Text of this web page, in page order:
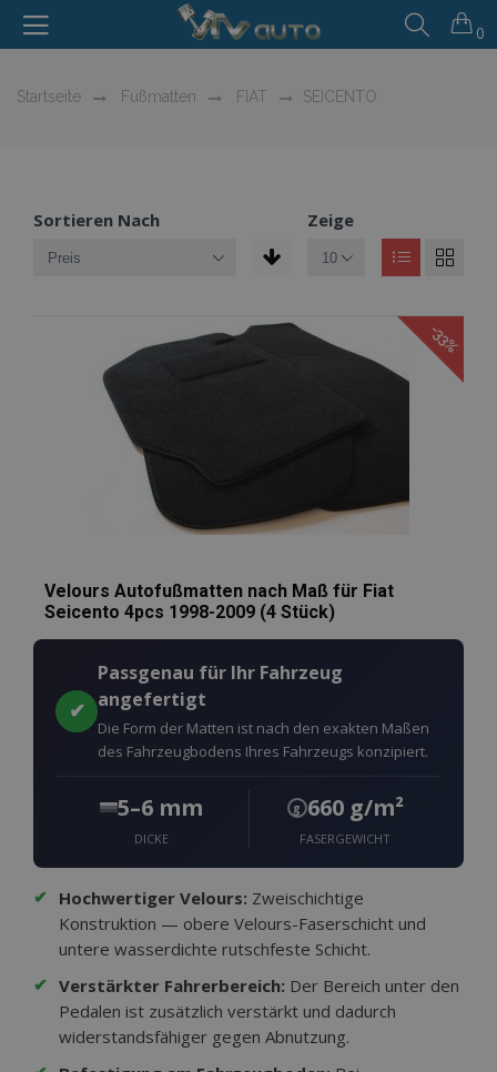
0
Startseite Fußmatten FIAT SEICENTO
Sortieren Nach Zeige
-33%
Velours Autofußmatten nach Maß für Fiat
Seicento 4pcs 1998-2009 (4 Stück)
✔
Passgenau für Ihr Fahrzeug
angefertigt
Die Form der Matten ist nach den exakten Maßen
des Fahrzeugbodens Ihres Fahrzeugs konzipiert.
5–6 mm
DICKE
g 660 g/m²
FASERGEWICHT
✔ Hochwertiger Velours: Zweischichtige
Konstruktion — obere Velours-Faserschicht und
untere wasserdichte rutschfeste Schicht.
✔ Verstärkter Fahrerbereich: Der Bereich unter den
Pedalen ist zusätzlich verstärkt und dadurch
widerstandsfähiger gegen Abnutzung.